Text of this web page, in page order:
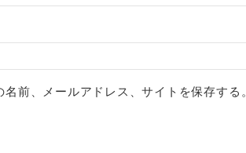
前、メールアドレス、サイトを保存する。